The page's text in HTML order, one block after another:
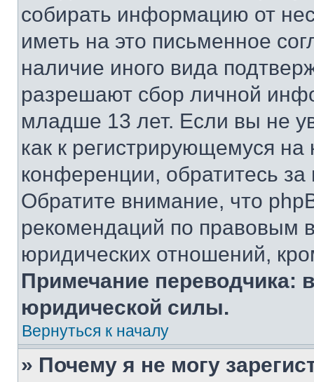
собирать информацию от
иметь на это письменное
наличие иного вида
разрешают сбор личной
младше 13 лет. Если вы не
как к регистрирующемуся
конференции, обратитесь
Обратите внимание, что
рекомендаций по правовым
юридических отношений,
Примечание переводчика:
юридической силы.
Вернуться к началу
» Почему я не могу